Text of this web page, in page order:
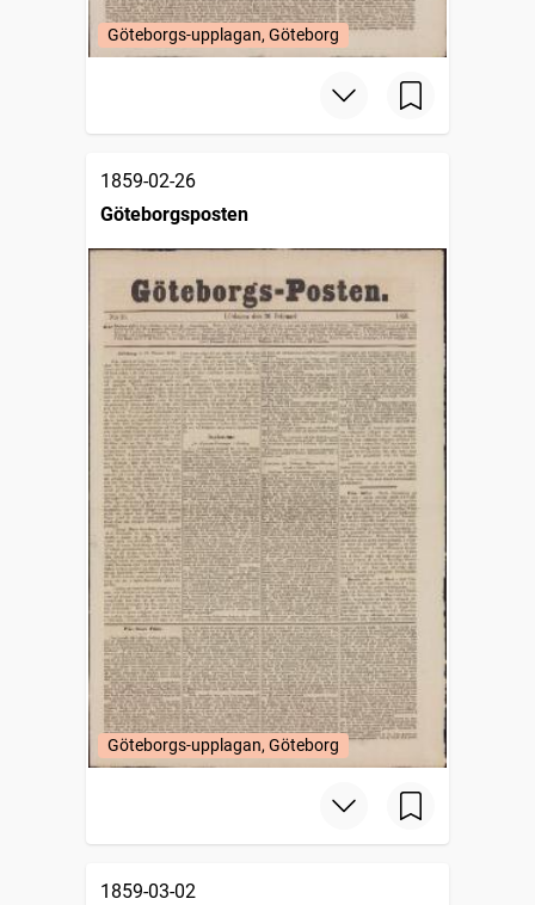
Göteborgs-upplagan, Göteborg
1859-02-26
Göteborgsposten
Göteborgs-upplagan, Göteborg
1859-03-02